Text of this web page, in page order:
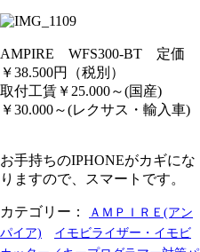
AMPIRE WFS300-BT 定価
￥38.500円（税別）
取付工賃￥25.000～(国産)
￥30.000～(レクサス・輸入車)
お手持ちのIPHONEがカギにな
りますので、スマートです。
カテゴリー：
ＡＭＰＩＲＥ(アン
パイア)
イモビライザー・イモビ